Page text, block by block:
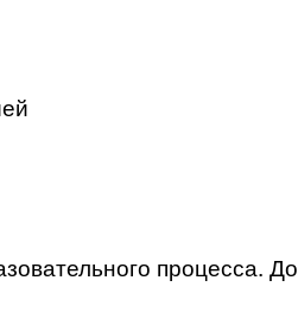
процесса.